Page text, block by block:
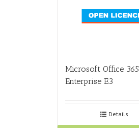
Microsoft Office 365
Enterprise E3
Details